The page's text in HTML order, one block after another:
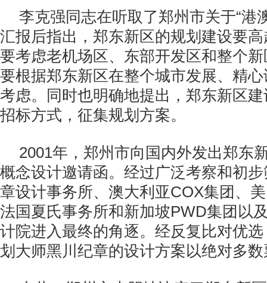
李克强同志在听取了郑州市关于“港
汇报后指出，郑东新区的规划建设要
要考虑老机场区、东部开发区和整个
要根据郑东新区在整个城市发展、精
考虑。同时也明确地提出，郑东新区
招标方式，征集规划方案。
2001年，郑州市向国内外发出郑东
概念设计邀请函。经过广泛考察和初
章设计事务所、澳大利亚COX集团、
法国夏氏事务所和新加坡PWD集团以
计院进入最终的角逐。经反复比对优
划大师黑川纪章的设计方案以绝对多